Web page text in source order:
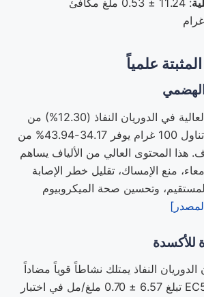
علمياً
تُعد الألياف الغذائية العالية في الدوريان النفاذ (12.30%) من
أبرز فوائده الصحية. تناول 100 غرام يوفر 34.17-43.94% من
هذا المحتوى العالي من الألياف يساهم
منع الإمساك، تقليل خطر الإصابة
وتحسين صحة الميكروبيوم
للأكسدة
النفاذ يمتلك نشاطاً قوياً مضاداً
للأكسدة مع قيمة EC50 تبلغ 6.57 ± 0.70 ملغ/مل في اختبار